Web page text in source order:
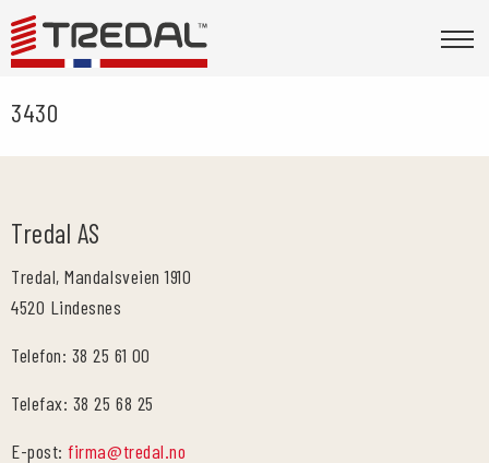
3430
Tredal AS
Tredal, Mandalsveien 1910
4520 Lindesnes
Telefon: 38 25 61 00
Telefax: 38 25 68 25
E-post:firma@tredal.no